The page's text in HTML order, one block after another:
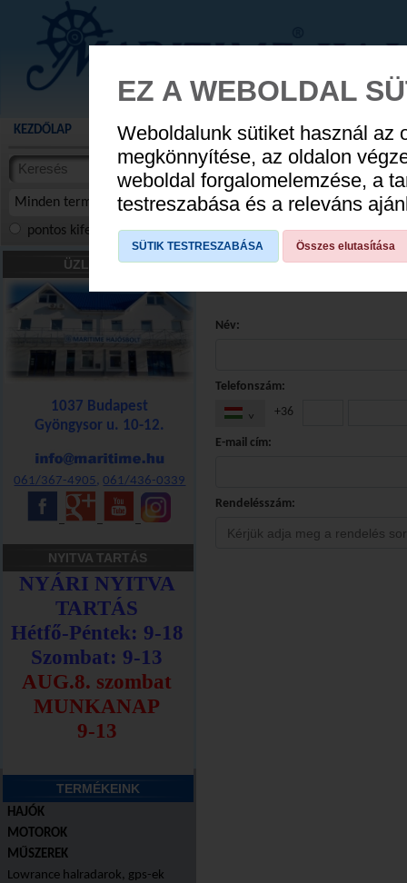
AUGUSZTUS
KEZDŐLAP AKCIÓS TERMÉKEK WEBÁRUHÁZ HÍREK
Minden termék
termékekben
cikkekben
pontos kifejezés összes szóra szóra, szótöredék
ÜZLETÜNK
1037 Budapest
Gyöngysor u. 10-12.
061/367-4905,061/436-0339
NYITVA TARTÁS
TERMÉKEINK
HAJÓK
MOTOROK
MŰSZEREK
Lowrance halradarok, gps-ek
Név:
Telefonszám:
^
+36
E-mail cím:
Rendelésszám:
EZ A WEBOLDAL
Weboldalunk sütiket használ az
megkönnyítése, az oldalon
weboldal forgalomelemzése, a
testreszabása és a releváns
SÜTIK TESTRESZABÁSA Összes elutasítása